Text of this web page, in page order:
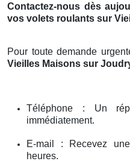
Contactez-nous dès
vos volets roulants sur
Pour toute demande
Vieilles Maisons sur
Téléphone : Un
immédiatement.
E-mail : Recevez
heures.